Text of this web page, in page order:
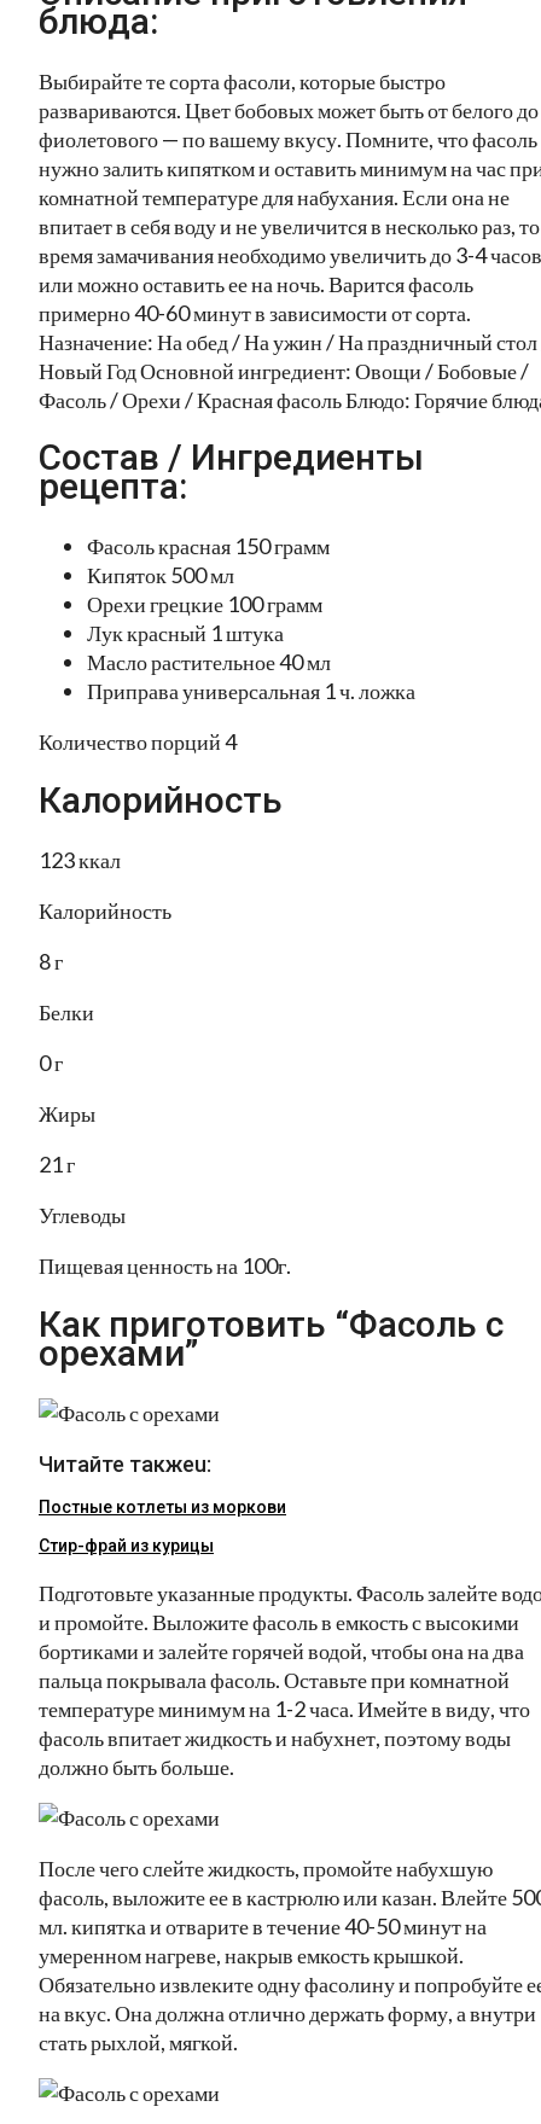
блюда:
Выбирайте те сорта фасоли, которые быстро
развариваются. Цвет бобовых может быть от белого до
фиолетового — по вашему вкусу. Помните, что фасоль
нужно залить кипятком и оставить минимум на час
комнатной температуре для набухания. Если она не
впитает в себя воду и не увеличится в несколько раз, то
время замачивания необходимо увеличить до 3-4 часов
или можно оставить ее на ночь. Варится фасоль
примерно 40-60 минут в зависимости от сорта.
Назначение: На обед / На ужин / На праздничный
Новый Год Основной ингредиент: Овощи / Бобовые /
Фасоль / Орехи / Красная фасоль Блюдо: Горячие
Состав / Ингредиенты
рецепта:
Фасоль красная 150 грамм
Кипяток 500 мл
Орехи грецкие 100 грамм
Лук красный 1 штука
Масло растительное 40 мл
Приправа универсальная 1 ч. ложка
Количество порций 4
Калорийность
123 ккал
Калорийность
8 г
Белки
0 г
Жиры
21 г
Углеводы
Пищевая ценность на 100г.
Как приготовить “Фасоль с
орехами”
Читайте такжеu:
Постные котлеты из моркови
Стир-фрай из курицы
Подготовьте указанные продукты. Фасоль залейте
и промойте. Выложите фасоль в емкость с высокими
бортиками и залейте горячей водой, чтобы она на два
пальца покрывала фасоль. Оставьте при комнатной
температуре минимум на 1-2 часа. Имейте в виду, что
фасоль впитает жидкость и набухнет, поэтому воды
должно быть больше.
После чего слейте жидкость, промойте набухшую
фасоль, выложите ее в кастрюлю или казан. Влейте
мл. кипятка и отварите в течение 40-50 минут на
умеренном нагреве, накрыв емкость крышкой.
Обязательно извлеките одну фасолину и попробуйте
на вкус. Она должна отлично держать форму, а
стать рыхлой, мягкой.